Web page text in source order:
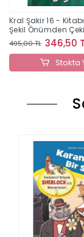
Kral Şakir 16 -
Şekil Önümden
(Ciltli)
495,00 TL 346,50
Stokta